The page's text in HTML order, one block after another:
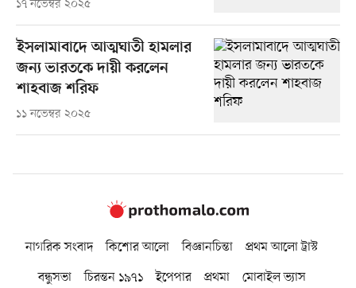
১৭ নভেম্বর ২০২৫
ইসলামাবাদে আত্মঘাতী হামলার
জন্য ভারতকে দায়ী করলেন
শাহবাজ শরিফ
১১ নভেম্বর ২০২৫
নাগরিক সংবাদ কিশোর আলো বিজ্ঞানচিন্তা
প্রথম আলো ট্রাস্ট
বন্ধুসভা
চিরন্তন ১৯৭১ ইপেপার প্রথমা মোবাইল ভ্যাস